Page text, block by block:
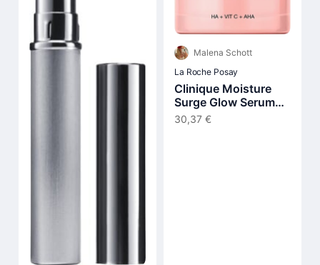
Malena Schott
La Roche Posay
Clinique Moisture
Surge Glow Serum
30 ml
30,37 €